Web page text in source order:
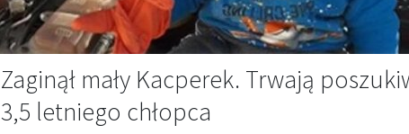
Zaginął mały Kacperek. Trwają
3,5 letniego chłopca